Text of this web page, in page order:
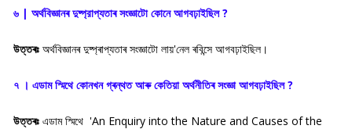
৬ | অর্থবিজ্ঞানৰ দুষ্প্রাপ্যতাৰ সংজ্ঞাটো কোনে আগবঢ়াইছিল ?
উত্তৰঃ অৰ্থবিজ্ঞানৰ দুষ্প্ৰাপ্যতাৰ সংজ্ঞাটো লায়'নেল ৰবিন্সে আগবঢ়াইছিল।
৭ । এডাম স্মিথে কোনখন গ্ৰন্থত আৰু কেতিয়া অর্থনীতিৰ সংজ্ঞা আগবঢ়াইছিল ?
উত্তৰঃ এডাম স্মিথে 'An Enquiry into the Nature and Causes of the